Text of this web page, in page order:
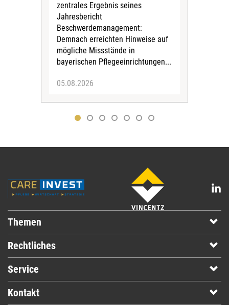
zentrales Ergebnis seines
Jahresbericht
Beschwerdemanagement:
Demnach erreichten Hinweise auf
mögliche Missstände in
bayerischen Pflegeeinrichtungen...
05.08.2026
Themen
Rechtliches
Service
Kontakt